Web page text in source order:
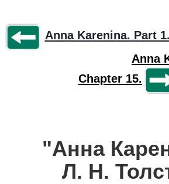
Anna Karenina. Part
Anna
Chapter 15.
"Анна
Л. Н.